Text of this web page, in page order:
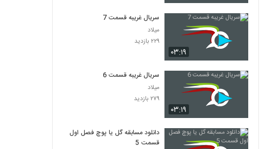
۰۳:۱۹
سریال غریبه قسمت 7
میلاد
۲۲۹ بازدید
۰۳:۱۹
سریال غریبه قسمت 6
میلاد
۲۷۹ بازدید
دانلود مسابقه گل یا پوچ فصل اول
قسمت 5